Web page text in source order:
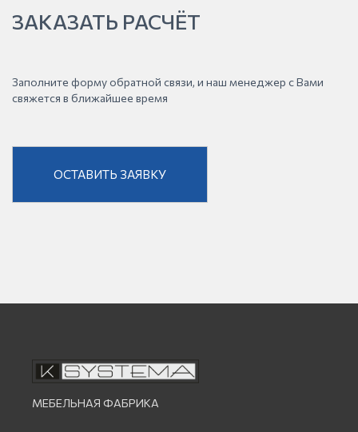
ЗАКАЗАТЬ РАСЧЁТ
Заполните форму обратной связи, и наш менеджер с Вами
свяжется в ближайшее время
ОСТАВИТЬ ЗАЯВКУ
МЕБЕЛЬНАЯ ФАБРИКА